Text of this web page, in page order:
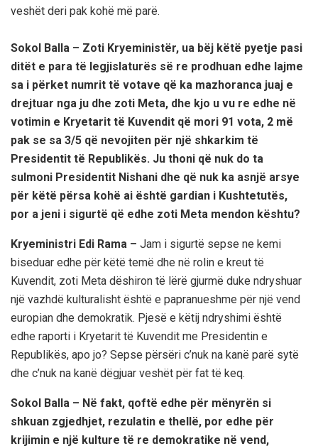
veshët deri pak kohë më parë.
Sokol Balla – Zoti Kryeministër, ua bëj këtë pyetje pasi
ditët e para të legjislaturës së re prodhuan edhe lajme
sa i përket numrit të votave që ka mazhoranca juaj e
drejtuar nga ju dhe zoti Meta, dhe kjo u vu re edhe në
votimin e Kryetarit të Kuvendit që mori 91 vota, 2 më
pak se sa 3/5 që nevojiten për një shkarkim të
Presidentit të Republikës. Ju thoni që nuk do ta
sulmoni Presidentit Nishani dhe që nuk ka asnjë arsye
për këtë përsa kohë ai është gardian i Kushtetutës,
por a jeni i sigurtë që edhe zoti Meta mendon kështu?
Kryeministri Edi Rama – Jam i sigurtë sepse ne kemi
biseduar edhe për këtë temë dhe në rolin e kreut të
Kuvendit, zoti Meta dëshiron të lërë gjurmë duke ndryshuar
një vazhdë kulturalisht është e papranueshme për një vend
europian dhe demokratik. Pjesë e këtij ndryshimi është
edhe raporti i Kryetarit të Kuvendit me Presidentin e
Republikës, apo jo? Sepse përsëri c’nuk na kanë parë sytë
dhe c’nuk na kanë dëgjuar veshët për fat të keq.
Sokol Balla – Në fakt, qoftë edhe për mënyrën si
shkuan zgjedhjet, rezulatin e thellë, por edhe për
krijimin e një kulture të re demokratike në vend,